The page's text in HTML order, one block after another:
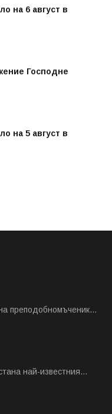
на 6 август в
Господне
на 5 август в
преподобномъченик...
най-известния...